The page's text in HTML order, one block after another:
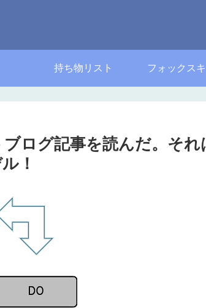
持ち物リスト フォックス
ログ記事を読んだ。それ
！